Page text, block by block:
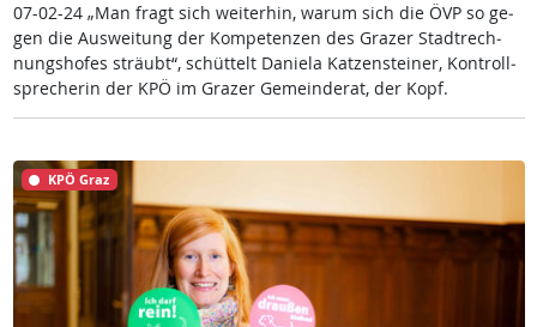
07-02-24 „Man fragt sich wei­ter­hin, warum sich die ÖVP so ge­
gen die Aus­wei­tung der Kom­pe­ten­zen des Gra­zer Stadt­rech­
nungs­ho­fes sträub­t“, schüt­telt Da­nie­la Kat­zen­stei­ner, Kon­troll­
sp­re­che­rin der KPÖ im Gra­zer Ge­mein­de­rat, der Kopf.
KPÖ Graz